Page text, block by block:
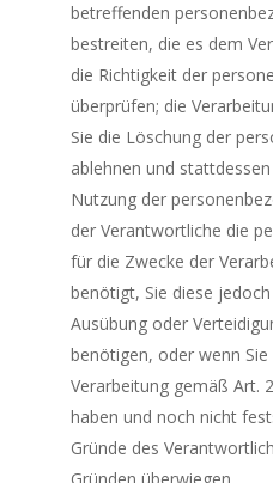
betreffenden
bestreiten, die es dem
die Richtigkeit der
überprüfen; die
Sie die Löschung der
ablehnen und
Nutzung der
der Verantwortliche die
für die Zwecke der
benötigt, Sie diese
Ausübung oder
benötigen, oder wenn
Verarbeitung gemäß Art.
haben und noch nicht
Gründe des